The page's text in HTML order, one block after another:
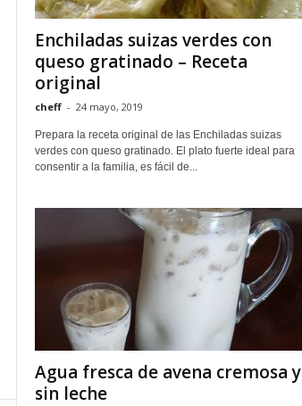
Enchiladas suizas verdes con
queso gratinado – Receta
original
cheff - 24 mayo, 2019
Prepara la receta original de las Enchiladas suizas
verdes con queso gratinado. El plato fuerte ideal para
consentir a la familia, es fácil de...
Agua fresca de avena cremosa y
sin leche